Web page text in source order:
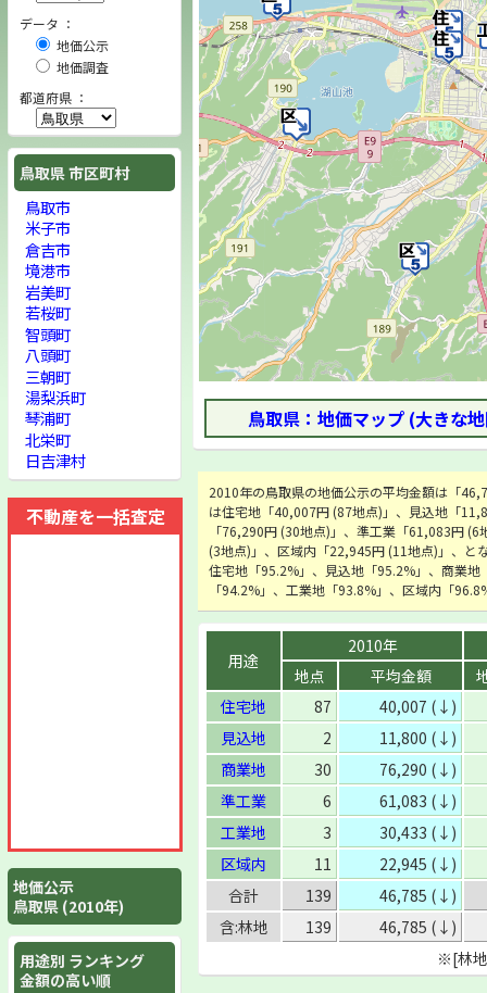
鳥取県：地価マップ (大きな
2010年の鳥取県の地価公示の平均金額は「
は住宅地「40,007円 (87地点)」、見込地「
「76,290円 (30地点)」、準工業「61,083円
(3地点)」、区域内「22,945円 (11地点)」、と
住宅地「95.2%」、見込地「95.2%」、商業地
「94.2%」、工業地「93.8%」、区域内「
用途
2010年
地点
平均金額
住宅地
87
40,007 (↓)
見込地
2
11,800 (↓)
商業地
30
76,290 (↓)
準工業
6
61,083 (↓)
工業地
3
30,433 (↓)
区域内
11
22,945 (↓)
合計
139
46,785 (↓)
含:林地
139
46,785 (↓)
※[林
データ ：
地価公示
地価調査
都道府県 ：
鳥取県 市区町村
鳥取市
米子市
倉吉市
境港市
岩美町
若桜町
智頭町
八頭町
三朝町
湯梨浜町
琴浦町
北栄町
日吉津村
不動産を一括査定
地価公示
鳥取県 (2010年)
用途別 ランキング
金額の高い順